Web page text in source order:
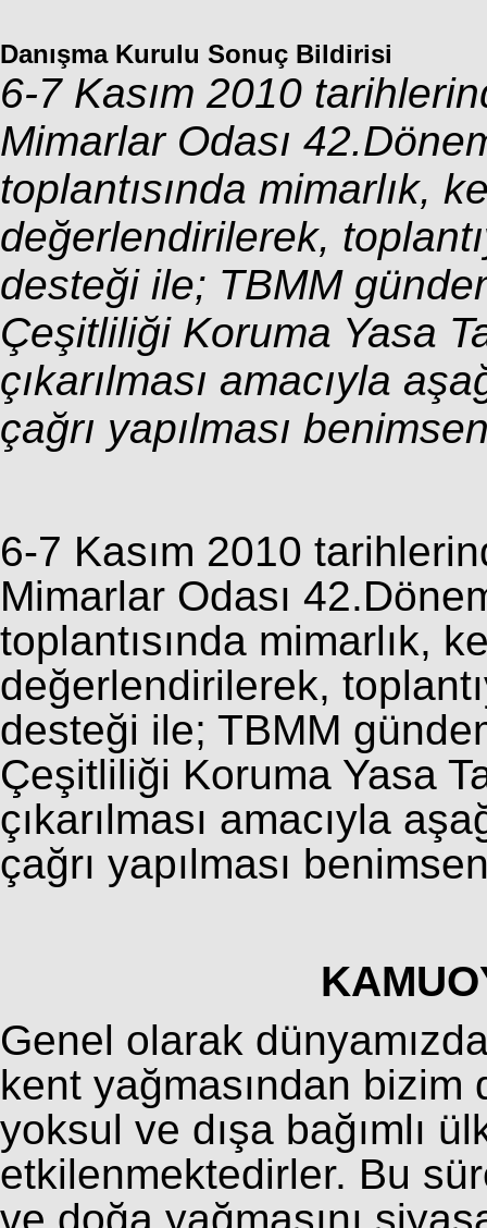
Danışma Kurulu Sonuç Bildirisi
6-7 Kasım 2010
Mimarlar Odası
toplantısında mimarlık,
değerlendirilerek,
desteği ile; TBMM
Çeşitliliği Koruma Yasa
çıkarılması amacıyla
çağrı yapılması
6-7 Kasım 2010
Mimarlar Odası
toplantısında mimarlık,
değerlendirilerek,
desteği ile; TBMM
Çeşitliliği Koruma Yasa
çıkarılması amacıyla
çağrı yapılması
Genel olarak
kent yağmasından
yoksul ve dışa bağımlı
etkilenmektedirler. Bu